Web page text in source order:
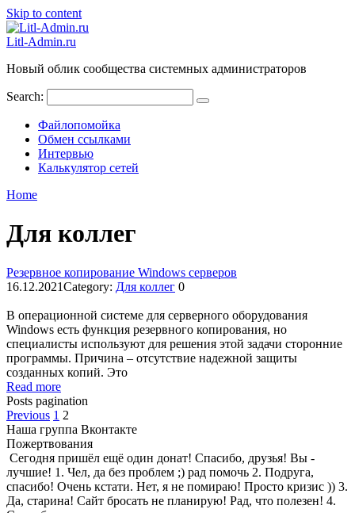
Skip to content
Litl-Admin.ru
Новый облик сообщества системных администраторов
Search:
Файлопомойка
Обмен ссылками
Интервью
Калькулятор сетей
Home
Для коллег
Резервное копирование Windows серверов
16.12.2021Category: Для коллег 0
В операционной системе для серверного оборудования
Windows есть функция резервного копирования, но
специалисты используют для решения этой задачи сторонние
программы. Причина – отсутствие надежной защиты
созданных копий. Это
Read more
Posts pagination
Previous 1 2
Наша группа Вконтакте
Пожертвования
Сегодня пришёл ещё один донат! Спасибо, друзья! Вы -
лучшие! 1. Чел, да без проблем ;) рад помочь 2. Подруга,
спасибо! Очень кстати. Нет, я не помираю! Просто кризис )) 3.
Да, старина! Сайт бросать не планирую! Рад, что полезен! 4.